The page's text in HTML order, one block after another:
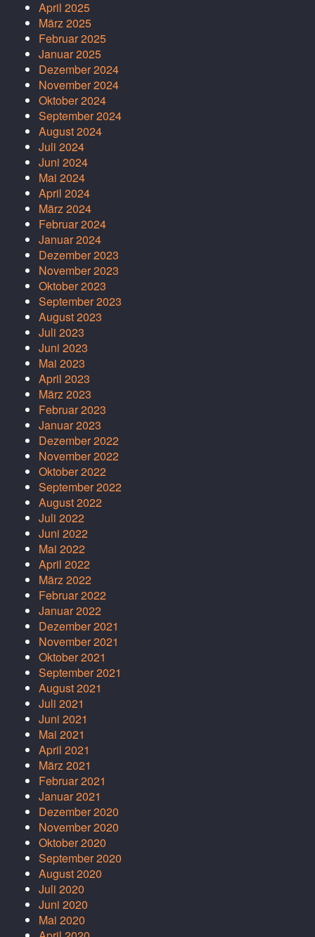
April 2025
März 2025
Februar 2025
Januar 2025
Dezember 2024
November 2024
Oktober 2024
September 2024
August 2024
Juli 2024
Juni 2024
Mai 2024
April 2024
März 2024
Februar 2024
Januar 2024
Dezember 2023
November 2023
Oktober 2023
September 2023
August 2023
Juli 2023
Juni 2023
Mai 2023
April 2023
März 2023
Februar 2023
Januar 2023
Dezember 2022
November 2022
Oktober 2022
September 2022
August 2022
Juli 2022
Juni 2022
Mai 2022
April 2022
März 2022
Februar 2022
Januar 2022
Dezember 2021
November 2021
Oktober 2021
September 2021
August 2021
Juli 2021
Juni 2021
Mai 2021
April 2021
März 2021
Februar 2021
Januar 2021
Dezember 2020
November 2020
Oktober 2020
September 2020
August 2020
Juli 2020
Juni 2020
Mai 2020